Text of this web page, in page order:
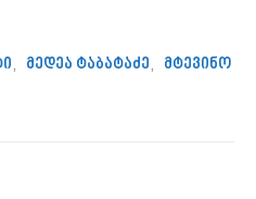
,,მტევინოში” HR hub-ის
, მედეა ტაბატაძე, მტევინო